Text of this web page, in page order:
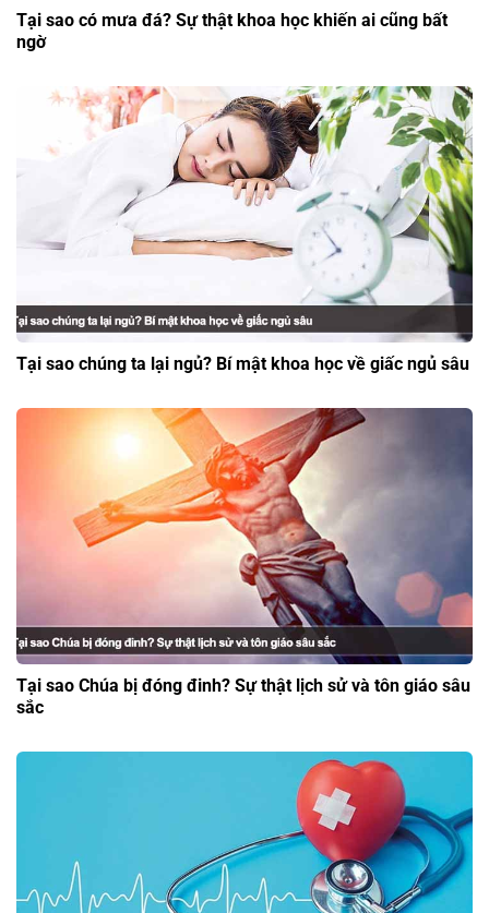
Tại sao có mưa đá? Sự thật khoa học khiến ai cũng bất
ngờ
Tại sao chúng ta lại ngủ? Bí mật khoa học về giấc ngủ sâu
Tại sao Chúa bị đóng đinh? Sự thật lịch sử và tôn giáo sâu
sắc